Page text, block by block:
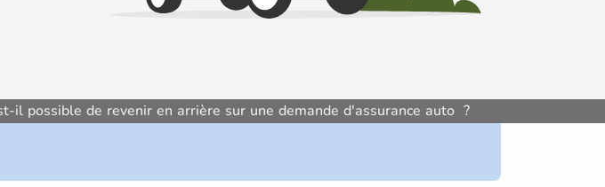
il possible de revenir en arrière sur une demande d'assurance auto ?